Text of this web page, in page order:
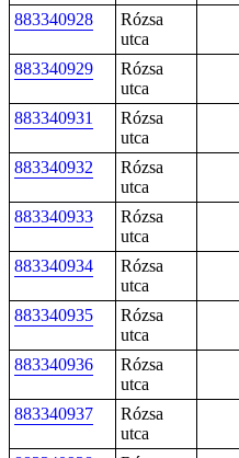
883340928
Rózsa
utca
883340929
Rózsa
utca
883340931
Rózsa
utca
883340932
Rózsa
utca
883340933
Rózsa
utca
883340934
Rózsa
utca
883340935
Rózsa
utca
883340936
Rózsa
utca
883340937
Rózsa
utca